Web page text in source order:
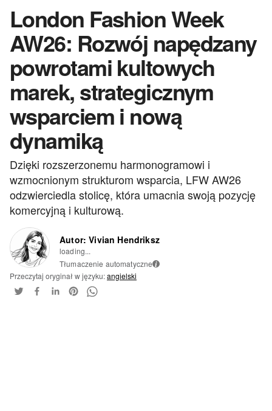
London Fashion Week
AW26: Rozwój napędzany
powrotami kultowych
marek, strategicznym
wsparciem i nową
dynamiką
Dzięki rozszerzonemu harmonogramowi i
wzmocnionym strukturom wsparcia, LFW AW26
odzwierciedla stolicę, która umacnia swoją pozycję
komercyjną i kulturową.
Autor: Vivian Hendriksz
loading...
Tłumaczenie automatyczne i
Przeczytaj oryginał w języku:angielski